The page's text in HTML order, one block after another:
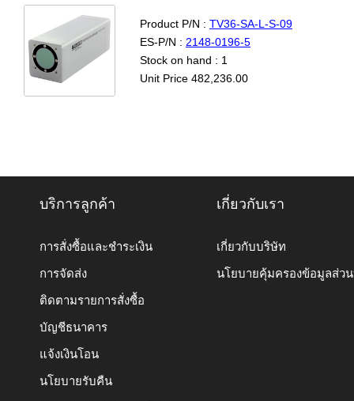
Product P/N : TV36-SA-L-S-09
ES-P/N : 2148-0196-5
Stock on hand : 1
Unit Price 482,236.00
บริการลูกค้า
การสั่งซื้อและชำระเงิน
การจัดส่ง
ติดตามรายการสั่งซื้อ
บัญชีธนาคาร
แจ้งเงินโอน
นโยบายรับคืน
เกี่ยวกับเรา
เกี่ยวกับบริษัท
นโยบายคุ้มครองข้อมูลส่ว